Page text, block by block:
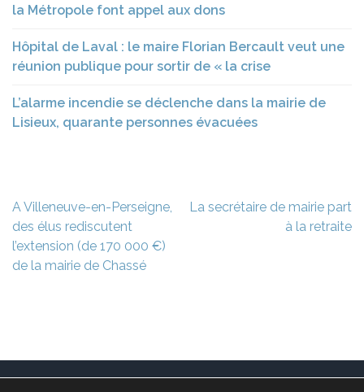
la Métropole font appel aux dons
Hôpital de Laval : le maire Florian Bercault veut une
réunion publique pour sortir de « la crise
L’alarme incendie se déclenche dans la mairie de
Lisieux, quarante personnes évacuées
Navigation
de
l’article
A Villeneuve-en-Perseigne,
des élus rediscutent
l’extension (de 170 000 €)
de la mairie de Chassé
La secrétaire de mairie part
à la retraite